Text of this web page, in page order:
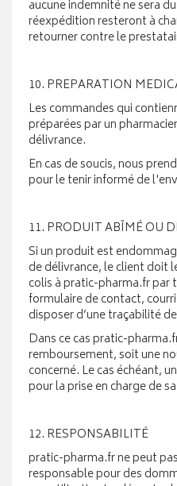
aucune indemnité ne sera
réexpédition resteront à
retourner contre le
10. PREPARATION
Les commandes qui
préparées par un
délivrance.
En cas de soucis, nous
pour le tenir informé de
11. PRODUIT ABÎMÉ OU
Si un produit est
de délivrance, le client doit
colis à pratic-pharma.fr par
formulaire de contact,
disposer d’une traçabilité
Dans ce cas pratic-
remboursement, soit une
concerné. Le cas échéant,
pour la prise en charge de
12. RESPONSABILITÉ
pratic-pharma.fr ne peut
responsable pour des